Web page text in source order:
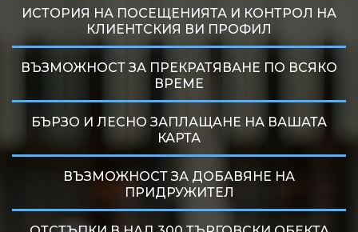
ИСТОРИЯ НА ПОСЕЩЕНИЯТА И КОНТРОЛ НА
КЛИЕНТСКИЯ ВИ ПРОФИЛ
ВЪЗМОЖНОСТ ЗА ПРЕКРАТЯВАНЕ ПО ВСЯКО
ВРЕМЕ
БЪРЗО И ЛЕСНО ЗАПЛАЩАНЕ НА ВАШАТА
КАРТА
ВЪЗМОЖНОСТ ЗА ДОБАВЯНЕ НА
ПРИДРУЖИТЕЛ